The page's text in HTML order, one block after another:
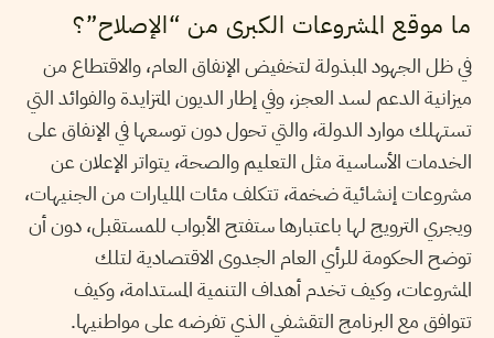
ما موقع المشروعات الكبرى من “الإصلاح”؟
في ظل الجهود المبذولة لتخفيض الإنفاق العام، والاقتطاع من
ميزانية الدعم لسد العجز،وفي إطار الديون المتزايدة والفوائد التي
تستهلك موارد الدولة، والتي تحول دون توسعها في الإنفاق على
الخدمات الأساسية مثل التعليم والصحة، يتواتر الإعلان عن
مشروعات إنشائية ضخمة، تتكلف مئات المليارات من الجنيهات،
ويجري الترويج لها باعتبارها ستفتح الأبواب للمستقبل، دون أن
توضح الحكومة للرأي العام الجدوى الاقتصادية لتلك
المشروعات، وكيف تخدم أهداف التنمية المستدامة، وكيف
تتوافق مع البرنامج التقشفي الذي تفرضه على مواطنيها.